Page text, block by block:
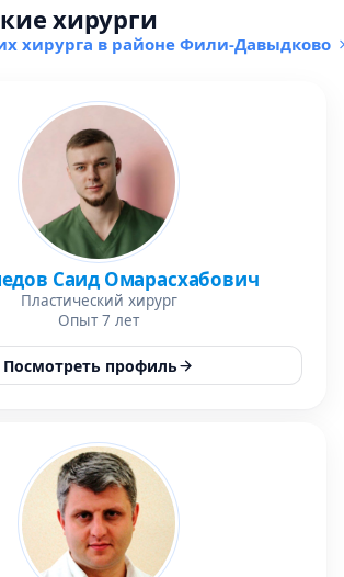
хирурги
хирурга в районе Фили-Давыдково
Саид Омарасхабович
Пластический хирург
Опыт 7 лет
Посмотреть профиль